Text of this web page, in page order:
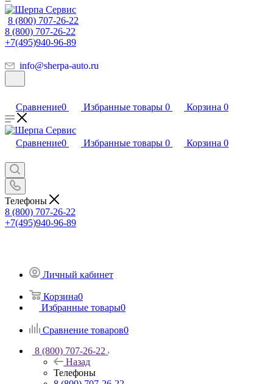
8 (800) 707-26-22
8 (800) 707-26-22
+7(495)940-96-89
info@sherpa-auto.ru
Сравнение0 Избранные товары 0 Корзина 0
Сравнение0 Избранные товары 0 Корзина 0
Телефоны
8 (800) 707-26-22
+7(495)940-96-89
Личный кабинет
Корзина0
Избранные товары0
Сравнение товаров0
8 (800) 707-26-22
Назад
Телефоны